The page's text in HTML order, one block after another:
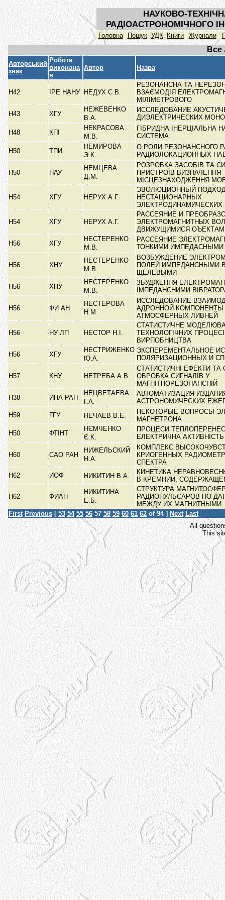
НАУКОВО-
РАДІОАСТРОНОМІЧНОГО
Головна Пошук УДК Книги Журнали
Все
Авторський
знак
Робота
виконана
в
Автор Назва
Н42 ІРЕ НАНУ НЕДУХ С.В.
РЕЗОНАНСНА ТА
ВЗАЄМОДІЯ
МІЛІМЕТРОВОГО
Н43
ХГУ
НЕЖЕВЕНКО
В.А.
ИССЛЕДОВАНИЕ
ДИЭЛЕКТРИЧЕСКИХ
Н48
КПІ
НЕКРАСОВА
М.В.
ГІБРИДНА ІНЕРЦІАЛЬНА
СИСТЕМА
Н50
ТПИ
НЕМИРОВА
Э.К.
О РОЛИ РЕЗОНАНСНОГО
РАДИОЛОКАЦИОННЫХ
Н50 НАУ
НЕМЦЕВА
Д.М.
РОЗРОБКА ЗАСОБІВ ТА
ПРИСТРОЇВ ВИЗНАЧЕННЯ
МІСЦЕЗНАХОДЖЕННЯ
Н54 ХГУ НЕРУХ А.Г.
ЭВОЛЮЦИОННЫЙ
НЕСТАЦИОНАРНЫХ
Н54 ХГУ НЕРУХ А.Г.
РАССЕЯНИЕ И
ЭЛЕКТРОМАГНИТНЫХ
ДВИЖУЩИМИСЯ
Н56
ХГУ
НЕСТЕРЕНКО
М.В.
РАССЕЯНИЕ
ТОНКИМИ
Н56 ХНУ
НЕСТЕРЕНКО
М.В.
ВОЗБУЖДЕНИЕ
ПОЛЕЙ ИМПЕДАНСНЫМИ
ЩЕЛЕВЫМИ
Н56
ХНУ
НЕСТЕРЕНКО
М.В.
ЗБУДЖЕННЯ
ІМПЕДАНСНИМИ
Н56 ФИ АН
НЕСТЕРОВА
Н.М.
ИССЛЕДОВАНИЕ
АДРОННОЙ
АТМОСФЕРНЫХ ЛИВНЕЙ
Н56 НУ ЛП НЕСТОР Н.І.
СТАТИСТИЧНЕ
ТЕХНОЛОГІЧНИХ
ВИРПОБНИЦТВА
Н56
ХГУ
НЕСТРИЖЕНКО
Ю.А.
ЭКСПЕРЕМЕНТАЛЬНОЕ
ПОЛЯРИЗАЦИОННЫХ И
Н57 КНУ НЕТРЕБА А.В.
СТАТИСТИЧНІ ЕФЕКТИ
ОБРОБКА СИГНАЛІВ У
МАГНІТНОРЕЗОНАНСНІЙ
Н38
ИПА РАН
НЕЦВЕТАЕВА
Г.А.
АВТОМАТИЗАЦИЯ
АСТРОНОМИЧЕСКИХ
Н59
ГГУ НЕЧАЕВ В.Е.
НЕКОТОРЫЕ ВОПРОСЫ
МАГНЕТРОНА
Н50
ФТІНТ
НЄМЧЕНКО
Є.К.
ПРОЦЕСИ
ЕЛЕКТРИЧНА
Н60 САО РАН
НИЖЕЛЬСКИЙ
Н.А.
КОМПЛЕКС
КРИОГЕННЫХ
СПЕКТРА
Н62
ИОФ НИКИТИН В.А.
КИНЕТИКА
В КРЕМНИИ,
Н62 ФИАН
НИКИТИНА
Е.Б.
СТРУКТУРА
РАДИОПУЛЬСАРОВ ПО
МЕЖДУ ИХ МАГНИТНЫМИ
First Previous [ 53 54 55 56 57 58 59 60 61 62 of 94 ] Next Last
All
This